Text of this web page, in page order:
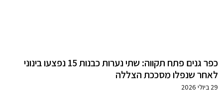
כפר גנים פתח תקווה: שתי נערות כבנות 15 נפצעו בינוני
לאחר שנפלו מסככת הצללה
29 ביולי 2026